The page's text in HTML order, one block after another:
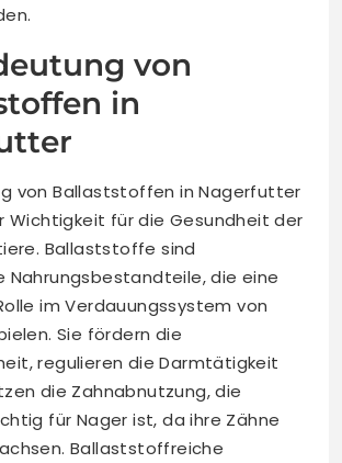
von
in
von Ballaststoffen in Nagerfutter
Wichtigkeit für die Gesundheit der
Ballaststoffe sind
Nahrungsbestandteile, die eine
im Verdauungssystem von
Sie fördern die
regulieren die Darmtätigkeit
die Zahnabnutzung, die
für Nager ist, da ihre Zähne
Ballaststoffreiche